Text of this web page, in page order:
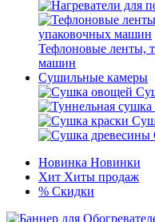
Тефлоновые ленты,
машин
Сушильные камеры
Новинка Новинки
Хит Хиты продаж
% Скидки